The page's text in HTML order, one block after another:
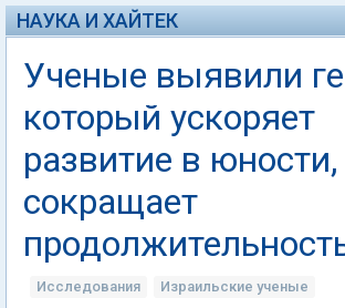
НАУКА И ХАЙТЕК
Ученые выявили
который ускоряет
развитие в
сокращает
Исследования Израильские ученые